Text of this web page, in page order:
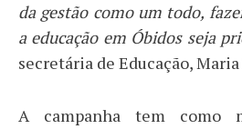
da gestão como um todo,
a educação em Óbidos seja
secretária de Educação,
A campanha tem como